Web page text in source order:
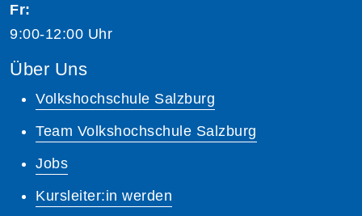
Fr:
9:00-12:00 Uhr
Über Uns
Volkshochschule Salzburg
Team Volkshochschule Salzburg
Jobs
Kursleiter:in werden